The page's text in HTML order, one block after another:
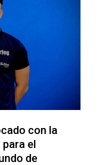
con la
el
de